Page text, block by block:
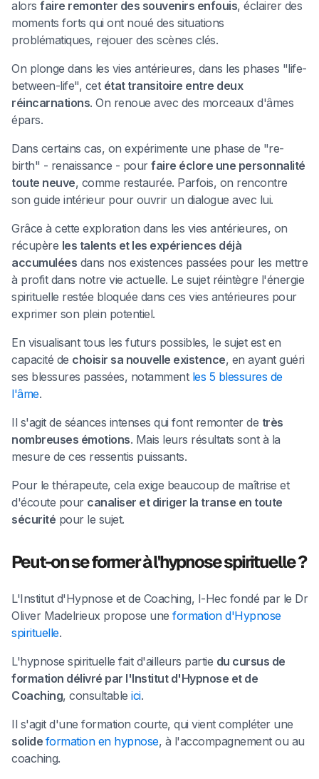
alors faire remonter des souvenirs enfouis, éclairer des
moments forts qui ont noué des situations
problématiques, rejouer des scènes clés.
On plonge dans les vies antérieures, dans les phases "life-
between-life", cet état transitoire entre deux
réincarnations. On renoue avec des morceaux d'âmes
épars.
Dans certains cas, on expérimente une phase de "re-
birth" - renaissance - pour faire éclore une personnalité
toute neuve, comme restaurée. Parfois, on rencontre
son guide intérieur pour ouvrir un dialogue avec lui.
Grâce à cette exploration dans les vies antérieures, on
récupère les talents et les expériences déjà
accumulées dans nos existences passées pour les mettre
à profit dans notre vie actuelle. Le sujet réintègre l'énergie
spirituelle restée bloquée dans ces vies antérieures pour
exprimer son plein potentiel.
En visualisant tous les futurs possibles, le sujet est en
capacité de choisir sa nouvelle existence, en ayant guéri
ses blessures passées, notamment les 5 blessures de
l'âme.
Il s'agit de séances intenses qui font remonter de très
nombreuses émotions. Mais leurs résultats sont à la
mesure de ces ressentis puissants.
Pour le thérapeute, cela exige beaucoup de maîtrise et
d'écoute pour canaliser et diriger la transe en toute
sécurité pour le sujet.
Peut-on se former à l'hypnose spirituelle ?
L'Institut d'Hypnose et de Coaching, I-Hec fondé par le Dr
Oliver Madelrieux propose une formation d'Hypnose
spirituelle.
L'hypnose spirituelle fait d'ailleurs partie du cursus de
formation délivré par l'Institut d'Hypnose et de
Coaching, consultable ici.
Il s'agit d'une formation courte, qui vient compléter une
solide formation en hypnose, à l'accompagnement ou au
coaching.